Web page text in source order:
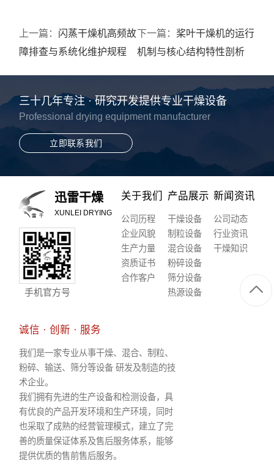
上一篇： 闪蒸干燥机高频故
障排查与系统化维护规程
下一篇： 桨叶干燥机的运行
机制与核心结构特性剖析
三十几年专注 · 研究开发提供专业干燥设备
Professional drying equipment manufacturer
立即联系我们
迅雷干燥
XUNLEI DRYING
手机官方号
关于我们
公司历程
企业风貌
生产力量
资质证书
合作客户
产品展示
干燥设备
制粒设备
混合设备
粉碎设备
筛分设备
热源设备
新闻资讯
公司动态
行业资讯
干燥知识
诚信 · 创新 · 服务
我们是一家专业从事干燥、混合、制粒、
粉碎、输送、筛分等设备 研发及制造的技
术企业。
我们拥有先进的生产设备和检测设备，具
有优良的产品开发环境和生产环境，同时
也采取了成熟的经营管理模式，建立了完
善的质量保证体系及售后服务体系，能够
提供优质的售前售后服务。